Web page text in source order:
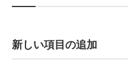
新しい項目の追加